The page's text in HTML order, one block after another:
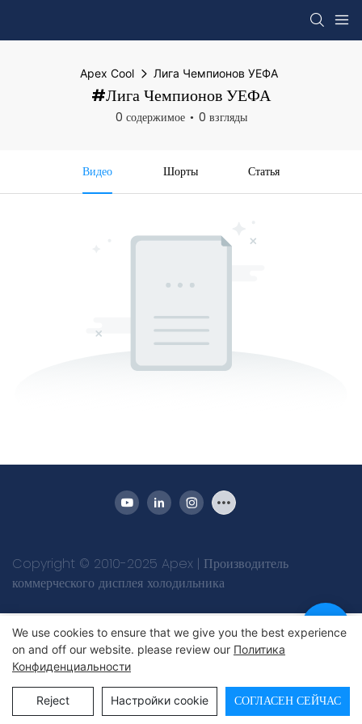
Apex Cool Лига Чемпионов УЕФА
#Лига Чемпионов УЕФА
0 содержимое 0 взгляды
Видео Шорты Статья
Copyright © 2010-2025 Apex | Производитель
коммерческого дисплея холодильника
We use cookies to ensure that we give you the best experience
on and off our website. please review our Политика
Конфиденциальности
Reject Настройки cookie СОГЛАСЕН СЕЙЧАС